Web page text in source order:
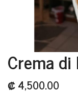
Crema
₡4,500.00